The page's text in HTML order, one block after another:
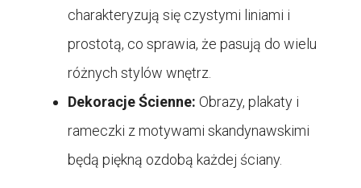
charakteryzują się czystymi liniami i
prostotą, co sprawia, że pasują do wielu
różnych stylów wnętrz.
Dekoracje Ścienne: Obrazy, plakaty i
rameczki z motywami skandynawskimi
będą piękną ozdobą każdej ściany.